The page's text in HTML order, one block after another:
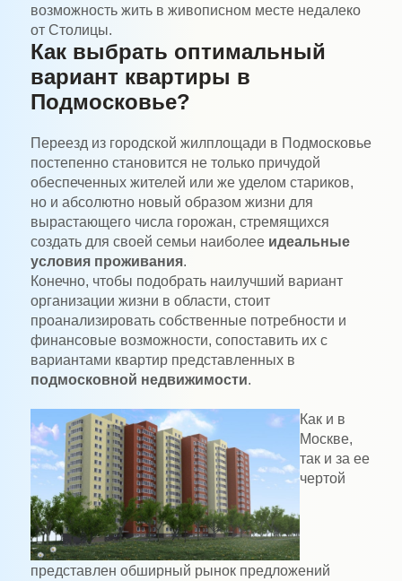
возможность жить в живописном месте недалеко
от Столицы.
Как выбрать оптимальный
вариант квартиры в
Подмосковье?
Переезд из городской жилплощади в Подмосковье
постепенно становится не только причудой
обеспеченных жителей или же уделом стариков,
но и абсолютно новый образом жизни для
вырастающего числа горожан, стремящихся
создать для своей семьи наиболее идеальные
условия проживания.
Конечно, чтобы подобрать наилучший вариант
организации жизни в области, стоит
проанализировать собственные потребности и
финансовые возможности, сопоставить их с
вариантами квартир представленных в
подмосковной недвижимости.
Как и в
Москве,
так и за ее
чертой
представлен обширный рынок предложений